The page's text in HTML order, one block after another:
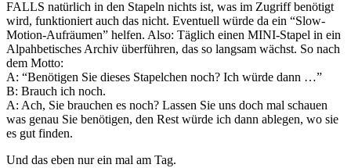
FALLS natürlich in den Stapeln nichts ist, was im Zugriff benötigt
wird, funktioniert auch das nicht. Eventuell würde da ein “Slow-
Motion-Aufräumen” helfen. Also: Täglich einen MINI-Stapel in ein
Alpahbetisches Archiv überführen, das so langsam wächst. So nach
dem Motto:
A: “Benötigen Sie dieses Stapelchen noch? Ich würde dann …”
B: Brauch ich noch.
A: Ach, Sie brauchen es noch? Lassen Sie uns doch mal schauen
was genau Sie benötigen, den Rest würde ich dann ablegen, wo sie
es gut finden.
Und das eben nur ein mal am Tag.